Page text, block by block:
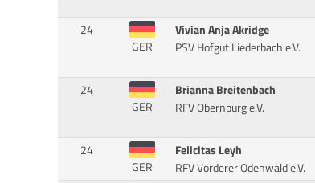
24
GER
Vivian Anja Akridge
PSV Hofgut Liederbach e.V.
24
GER
Brianna Breitenbach
RFV Obernburg e.V.
24
GER
Felicitas Leyh
RFV Vorderer Odenwald e.V.